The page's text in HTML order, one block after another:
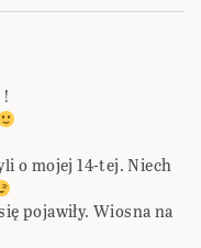
o mojej 14-tej. Niech
pojawiły. Wiosna na